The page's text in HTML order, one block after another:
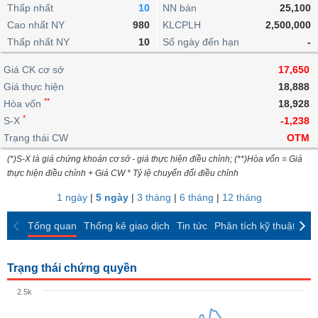
lỗ
dịch
nội
Niên
giám
Tài
liệu
cổ
Định
giá
ngoài
doanh
Top
cổ
phiếu
ngành
giao
dịch
dịch
Chứng
quyền
quan
Thống
giao
dịch
Thống
giao
dịch
Tin
tức
Phân
tích
kỹ
thuật
trực
tuyến
Bộ
lọc
cổ
So
sánh
Báo
cáo
Vĩ
mô
lai
Chứng
quyền
Trái
phiếu
IR
Awards
tạo
Dịch
vụ
Thấp nhất
10
Cao nhất NY
980
Thấp nhất NY
10
NN bán
25,100
KLCPLH
2,500,000
Số ngày đến hạn
-
Giá CK cơ sở
17,650
Giá thực hiện
18,888
Hòa vốn **
18,928
S-X *
-1,238
Trạng thái CW
OTM
(*)S-X là giá chứng khoán cơ sở - giá thực hiện điều chỉnh; (**)Hòa vốn = Giá
thực hiện điều chỉnh + Giá CW * Tỷ lệ chuyển đổi điều chỉnh
1 ngày| 5 ngày| 3 tháng | 6 tháng | 12 tháng
Tổng quan Thống kê giao dịch Tin tức Phân tích kỹ thuật
Trạng thái chứng quyền
2.5k
BẤT
ĐỘNG
SẢN
TÀI
CHÍNH
HÀNG
KINH